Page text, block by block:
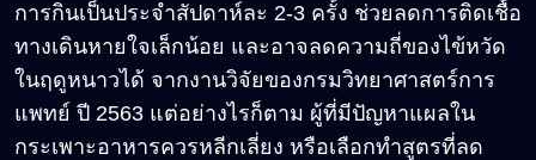
การกินเป็นประจำสัปดาห์ละ 2-3 ครั้ง ช่วยลดการติดเชื้อ
ทางเดินหายใจเล็กน้อย และอาจลดความถี่ของไข้หวัด
ในฤดูหนาวได้ จากงานวิจัยของกรมวิทยาศาสตร์การ
แพทย์ ปี 2563 แต่อย่างไรก็ตาม ผู้ที่มีปัญหาแผลใน
กระเพาะอาหารควรหลีกเลี่ยง หรือเลือกทำสูตรที่ลด